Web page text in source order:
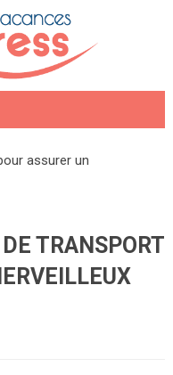
assurer un
TRANSPORT